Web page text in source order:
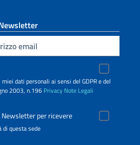
dati personali ai sensi del GDPR e del
2003, n.196 Privacy Note Legali
per ricevere
questa sede